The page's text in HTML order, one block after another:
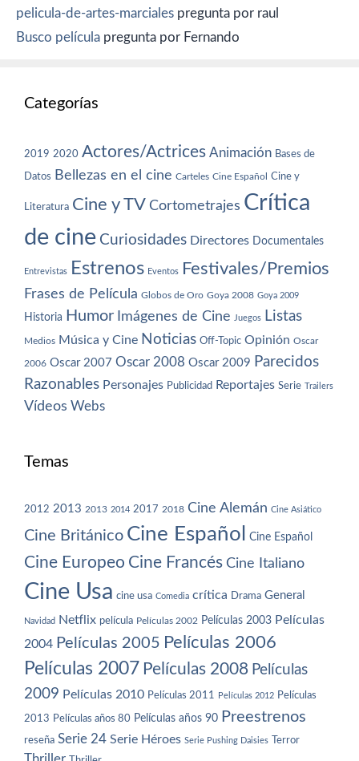
pelicula-de-artes-marciales pregunta por raul
Busco película pregunta por Fernando
Categorías
2019 2020 Actores/Actrices Animación Bases de
Datos Bellezas en el cine Carteles Cine Español Cine y
Literatura Cine y TV Cortometrajes Crítica
de cine Curiosidades Directores Documentales
Entrevistas Estrenos Eventos Festivales/Premios
Frases de Película Globos de Oro Goya 2008 Goya 2009
Historia Humor Imágenes de Cine Juegos Listas
Medios Música y Cine Noticias Off-Topic Opinión Oscar
2006 Oscar 2007 Oscar 2008 Oscar 2009 Parecidos
Razonables Personajes Publicidad Reportajes Serie Trailers
Vídeos Webs
Temas
2012 2013 2013 2014 2017 2018 Cine Alemán Cine Asiático
Cine Británico Cine Español Cine Español
Cine Europeo Cine Francés Cine Italiano
Cine Usa cine usa Comedia crítica Drama General
Navidad Netflix película Películas 2002 Películas 2003 Películas
2004 Películas 2005 Películas 2006
Películas 2007 Películas 2008 Películas
2009 Películas 2010 Películas 2011 Películas 2012 Películas
2013 Películas años 80 Películas años 90 Preestrenos
reseña Serie 24 Serie Héroes Serie Pushing Daisies Terror